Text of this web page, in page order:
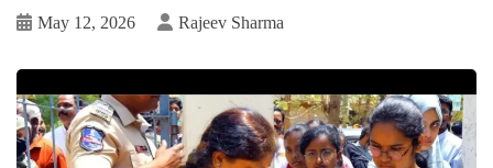
May 12, 2026 Rajeev Sharma